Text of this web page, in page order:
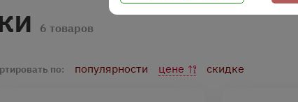
6 товаров
по: популярности цене скидке